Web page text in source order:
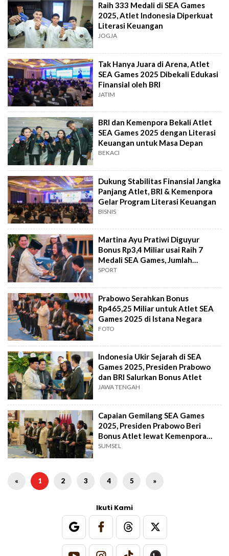
Raih 333 Medali di SEA Games
2025, Atlet Indonesia Diperkuat
Literasi Keuangan
JOGJA
Tak Hanya Juara di Arena, Atlet
SEA Games 2025 Dibekali Edukasi
Finansial oleh BRI
JATIM
BRI dan Kemenpora Bekali Atlet
SEA Games 2025 dengan Literasi
Keuangan untuk Masa Depan
BEKACI
Dukung Stabilitas Finansial Jangka
Panjang Atlet, BRI & Kemenpora
Gelar Program Literasi Keuangan
BISNIS
Martina Ayu Pratiwi Diguyur
Bonus Rp3,4 Miliar usai Raih 7
Medali SEA Games, Jumlah
Terbanyak
SPORT
Prabowo Serahkan Bonus
Rp465,25 Miliar untuk Atlet SEA
Games 2025 di Istana Negara
FOTO
Indonesia Ukir Sejarah di SEA
Games 2025, Presiden Prabowo
dan BRI Salurkan Bonus Atlet
JAWA TENGAH
Capaian Gemilang SEA Games
2025, Presiden Prabowo Beri
Bonus Atlet lewat Kemenpora
dan BRI
SUMSEL
« 1 2 3 4 5 »
Ikuti Kami